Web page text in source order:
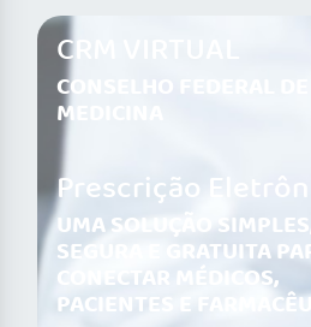
CRM VIRTUAL
CONSELHO FEDERAL DE
MEDICINA
Prescrição
UMA SOLUÇÃO
SEGURA E GRATUITA
CONECTAR MÉDICOS,
PACIENTES E